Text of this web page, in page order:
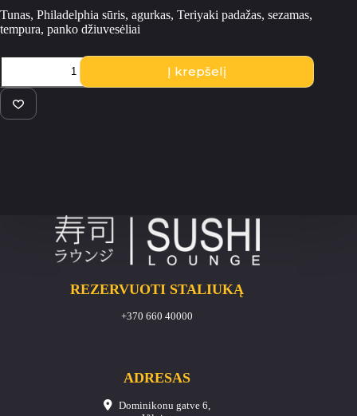
Tunas, Philadelphia sūris, agurkas, Teriyaki padažas, sezamas,
tempura, panko džiuvesėliai
produkto
Tuna
hotroll
(6
Į krepšelį
REZERVUOTI STALIUKĄ
+370 660 40000
ADRESAS
Dominikonu gatve 6,